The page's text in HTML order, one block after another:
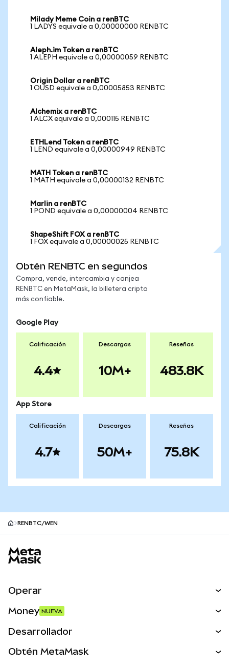
Milady Meme Coin a renBTC
1 LADYS equivale a 0,00000000 RENBTC
Aleph.im Token a renBTC
1 ALEPH equivale a 0,00000059 RENBTC
Origin Dollar a renBTC
1 OUSD equivale a 0,00005853 RENBTC
Alchemix a renBTC
1 ALCX equivale a 0,000115 RENBTC
ETHLend Token a renBTC
1 LEND equivale a 0,00000949 RENBTC
MATH Token a renBTC
1 MATH equivale a 0,00000132 RENBTC
Marlin a renBTC
1 POND equivale a 0,00000004 RENBTC
ShapeShift FOX a renBTC
1 FOX equivale a 0,00000025 RENBTC
Obtén RENBTC en segundos
Compra, vende, intercambia y canjea
RENBTC en MetaMask, la billetera cripto
más confiable.
Google Play
Calificación
4.4
Descargas
10M+
Reseñas
483.8K
App Store
Calificación
4.7
Descargas
50M+
Reseñas
75.8K
RENBTC/WEN
Operar
Activos del mundo real
Money NUEVA
Desarrollador
Obtén MetaMask